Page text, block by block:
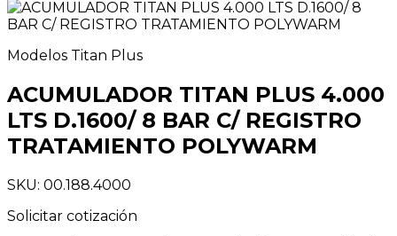
Modelos Titan Plus
ACUMULADOR TITAN PLUS 4.000
LTS D.1600/ 8 BAR C/ REGISTRO
TRATAMIENTO POLYWARM
SKU: 00.188.4000
Solicitar cotización